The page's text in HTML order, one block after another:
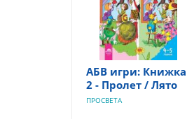
АБВ игри: Книжка
2 - Пролет / Лято
ПРОСВЕТА